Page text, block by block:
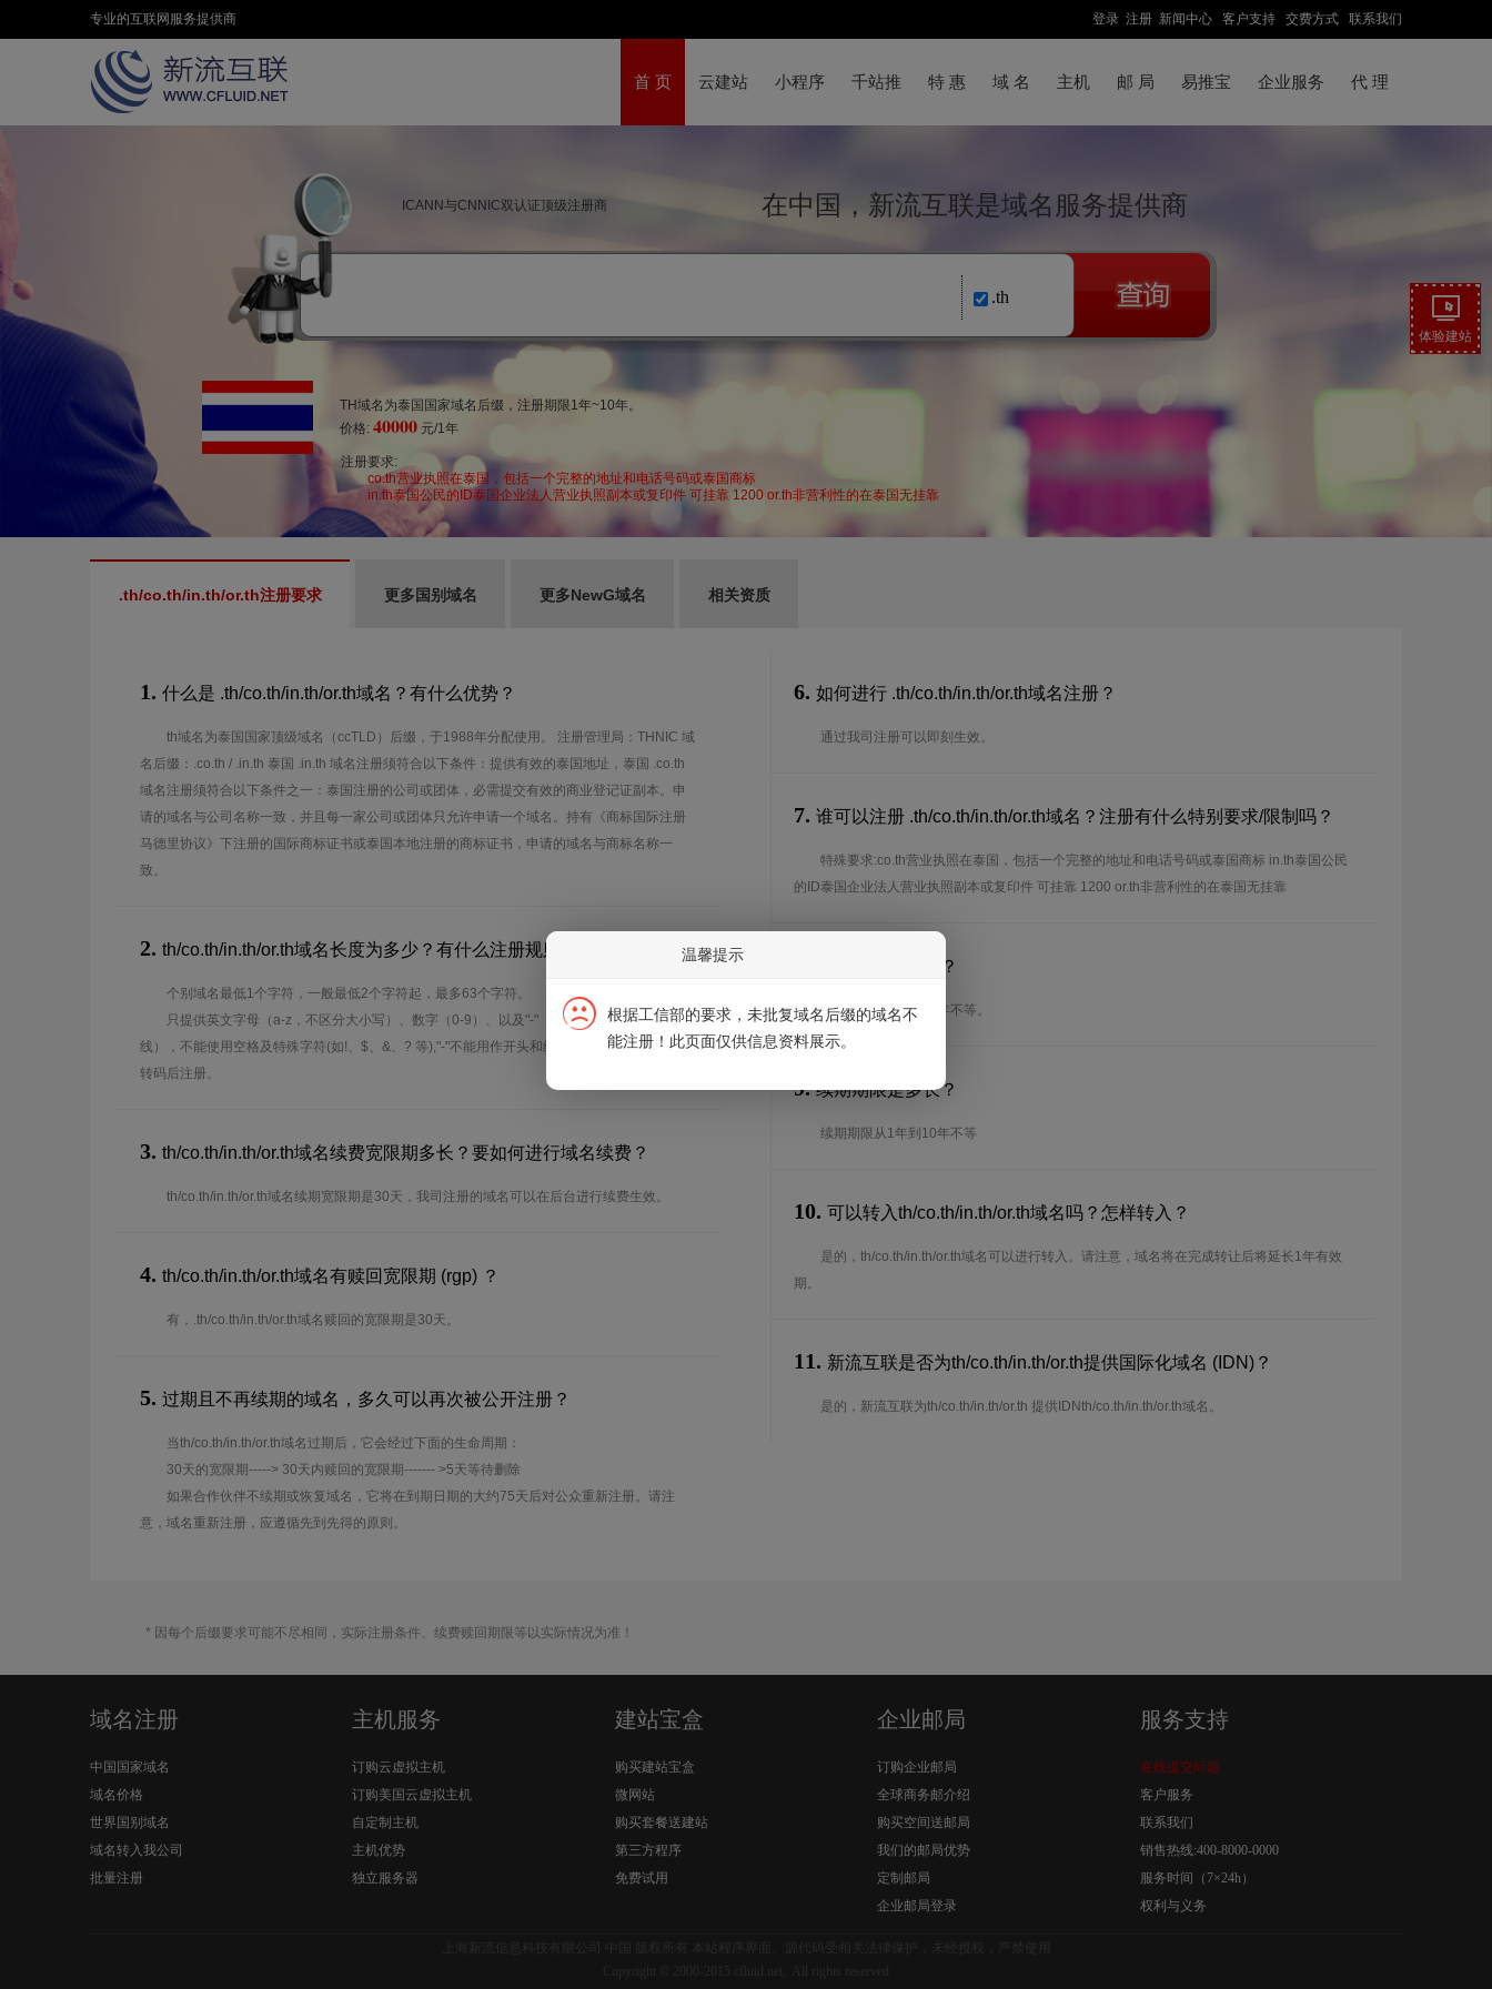
专业的互联网服务提供商 登录 注册 新闻中心 客户支持 交费方式 联系我们
首 页 云建站 小程序 千站推 特 惠 域 名 主机 邮 局 易推宝 企业服务 代 理
ICANN与CNNIC双认证顶级注册商 在中国，新流互联是域名服务提供商
.th
TH域名为泰国国家域名后缀，注册期限1年~10年。
价格: 40000 元/1年
注册要求:
co.th营业执照在泰国，包括一个完整的地址和电话号码或泰国商标
in.th泰国公民的ID泰国企业法人营业执照副本或复印件 可挂靠 1200 or.th非营利性的在泰国无挂靠
.th/co.th/in.th/or.th注册要求 更多国别域名 更多NewG域名 相关资质
1. 什么是 .th/co.th/in.th/or.th域名？有什么优势？
th域名为泰国国家顶级域名（ccTLD）后缀，于1988年分配使用。 注册管理局：THNIC 域
名后缀：.co.th / .in.th 泰国 .in.th 域名注册须符合以下条件：提供有效的泰国地址，泰国 .co.th
域名注册须符合以下条件之一：泰国注册的公司或团体，必需提交有效的商业登记证副本。申
请的域名与公司名称一致，并且每一家公司或团体只允许申请一个域名。持有《商标国际注册
马德里协议》下注册的国际商标证书或泰国本地注册的商标证书，申请的域名与商标名称一
致。
2. th/co.th/in.th/or.th域名长度为多少？有什么注册规则？
个别域名最低1个字符，一般最低2个字符起，最多63个字符。
只提供英文字母（a-z，不区分大小写）、数字（0-9）、以及"-"（英文中的连词号，即中横
线），不能使用空格及特殊字符(如!、$、&、? 等),"-"不能用作开头和结尾。注*中文域名实际是
转码后注册。
3. th/co.th/in.th/or.th域名续费宽限期多长？要如何进行域名续费？
th/co.th/in.th/or.th域名续期宽限期是30天，我司注册的域名可以在后台进行续费生效。
4. th/co.th/in.th/or.th域名有赎回宽限期 (rgp) ？
有，.th/co.th/in.th/or.th域名赎回的宽限期是30天。
5. 过期且不再续期的域名，多久可以再次被公开注册？
当th/co.th/in.th/or.th域名过期后，它会经过下面的生命周期：
30天的宽限期-----> 30天内赎回的宽限期------- >5天等待删除
如果合作伙伴不续期或恢复域名，它将在到期日期的大约75天后对公众重新注册。请注
意，域名重新注册，应遵循先到先得的原则。
6. 如何进行 .th/co.th/in.th/or.th域名注册？
通过我司注册可以即刻生效。
7. 谁可以注册 .th/co.th/in.th/or.th域名？注册有什么特别要求/限制吗？
特殊要求:co.th营业执照在泰国，包括一个完整的地址和电话号码或泰国商标 in.th泰国公民
的ID泰国企业法人营业执照副本或复印件 可挂靠 1200 or.th非营利性的在泰国无挂靠
注册期限是多长？
注册期限从1年到10年不等。
9. 续期期限是多长？
续期期限从1年到10年不等
10. 可以转入th/co.th/in.th/or.th域名吗？怎样转入？
是的，th/co.th/in.th/or.th域名可以进行转入。请注意，域名将在完成转让后将延长1年有效
期。
11. 新流互联是否为th/co.th/in.th/or.th提供国际化域名 (IDN)？
是的，新流互联为th/co.th/in.th/or.th 提供IDNth/co.th/in.th/or.th域名。
* 因每个后缀要求可能不尽相同，实际注册条件、续费赎回期限等以实际情况为准！
域名注册
中国国家域名
域名价格
世界国别域名
域名转入我公司
批量注册
主机服务
订购云虚拟主机
订购美国云虚拟主机
自定制主机
主机优势
独立服务器
建站宝盒
购买建站宝盒
微网站
购买套餐送建站
第三方程序
免费试用
企业邮局
订购企业邮局
全球商务邮介绍
购买空间送邮局
我们的邮局优势
定制邮局
企业邮局登录
服务支持
在线提交问题
客户服务
联系我们
销售热线:400-8000-0000
服务时间（7×24h）
权利与义务
体验建站
温馨提示
根据工信部的要求，未批复域名后缀的域名不
能注册！此页面仅供信息资料展示。